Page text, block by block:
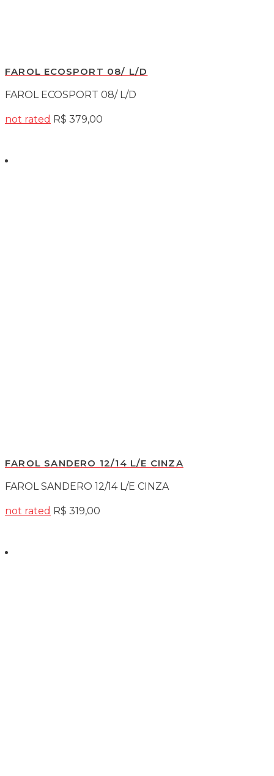
FAROL ECOSPORT 08/ L/D
FAROL ECOSPORT 08/ L/D
not rated R$ 379,00
FAROL SANDERO 12/14 L/E CINZA
FAROL SANDERO 12/14 L/E CINZA
not rated R$ 319,00